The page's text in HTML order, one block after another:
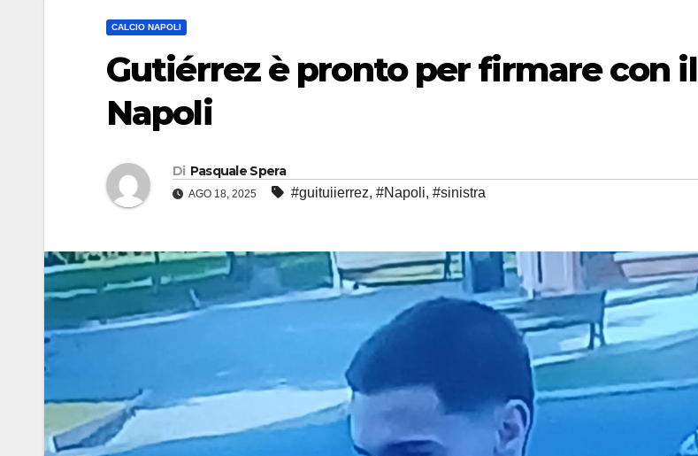
CALCIO NAPOLI
Gutiérrez è pronto per firmare con il
Napoli
Di Pasquale Spera
AGO 18, 2025 #guituiierrez, #Napoli, #sinistra